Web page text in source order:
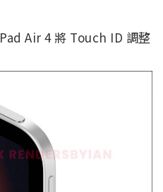
Air 4 將 Touch ID 調整